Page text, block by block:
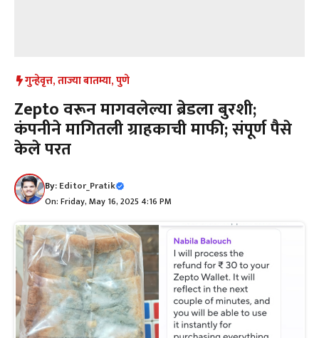
गुन्हेवृत्त,ताज्या बातम्या,पुणे
Zepto वरून मागवलेल्या ब्रेडला बुरशी;
कंपनीने मागितली ग्राहकाची माफी; संपूर्ण पैसे
केले परत
By:Editor_Pratik
On: Friday, May 16, 2025 4:16 PM